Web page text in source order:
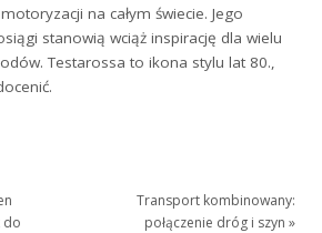
na całym świecie. Jego
stanowią wciąż inspirację dla wielu
Testarossa to ikona stylu lat 80.,
do
Transport kombinowany:
połączenie dróg i szyn »